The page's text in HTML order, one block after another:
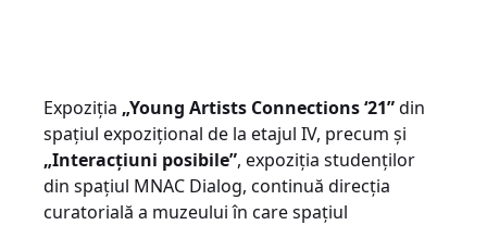
Expoziția „Young Artists Connections ‘21”din
spațiul expozițional de la etajul IV, precum și
„Interacțiuni posibile”, expoziția studenților
din spațiul MNAC Dialog, continuă direcția
curatorială a muzeului în care spațiul